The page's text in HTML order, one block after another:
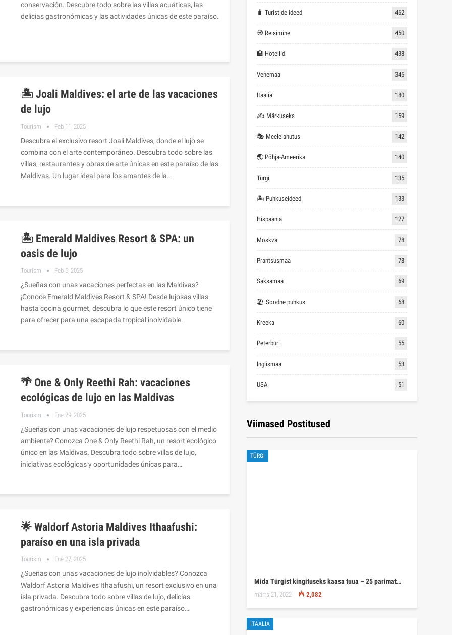
conservación. Descubre todo sobre las villas acuáticas, las
delicias gastronómicas y las actividades únicas de este paraíso.
🏝️ Joali Maldives: el arte de las vacaciones
de lujo
Tourism Feb 11, 2025
Descubra el exclusivo resort Joali Maldives, donde el lujo se
combina con el arte contemporáneo. Descubra todo sobre las
villas, restaurantes y obras de arte únicas en este paraíso de las
Maldivas. Un lugar ideal para los amantes de la…
🏝️ Emerald Maldives Resort & SPA: un
oasis de lujo
Tourism Feb 5, 2025
¿Sueñas con unas vacaciones perfectas en las Maldivas?
¡Conoce Emerald Maldives Resort & SPA! Desde lujosas villas
hasta cocina gourmet, descubra lo que este resort único tiene
para ofrecer para una escapada tropical inolvidable.
🌴 One & Only Reethi Rah: vacaciones
ecológicas de lujo en las Maldivas
Tourism Ene 29, 2025
¿Sueñas con unas vacaciones de lujo respetuosas con el medio
ambiente? Conozca One & Only Reethi Rah, un resort ecológico
único en las Maldivas. Descubra todo sobre villas de lujo,
iniciativas ecológicas y oportunidades únicas para…
🌟 Waldorf Astoria Maldives Ithaafushi:
paraíso en una isla privada
Tourism Ene 27, 2025
¿Sueñas con unas vacaciones de lujo inolvidables? Conozca
Waldorf Astoria Maldives Ithaafushi, un resort exclusivo en una
isla privada. Descubra todo sobre villas de lujo, delicias
gastronómicas y experiencias únicas en este paraíso…
🧳 Turistide ideed 462
🧭 Reisimine 450
🏨 Hotellid 438
Venemaa 346
Itaalia 180
✍ Märkuseks 159
🎭 Meelelahutus 142
🌏 Põhja-Ameerika 140
Türgi 135
🏝 Puhkuseideed 133
Hispaania 127
Moskva 78
Prantsusmaa 78
Saksamaa 69
🏖 Soodne puhkus 68
Kreeka 60
Peterburi 55
Inglismaa 53
USA 51
Viimased Postitused
TÜRGI
Mida Türgist kingituseks kaasa tuua – 25 parimat…
märts 21, 2022 2,082
ITAALIA